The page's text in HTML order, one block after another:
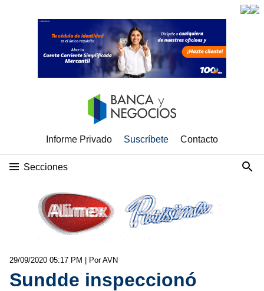
Informe Privado Suscríbete Contacto
Secciones
29/09/2020 05:17 PM | Por AVN
Sundde inspeccionó